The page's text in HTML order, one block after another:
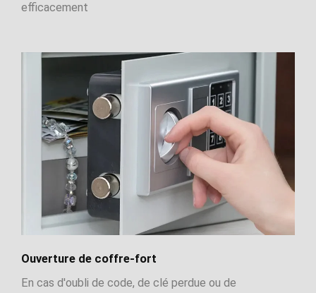
efficacement
Ouverture de coffre-fort
En cas d'oubli de code, de clé perdue ou de